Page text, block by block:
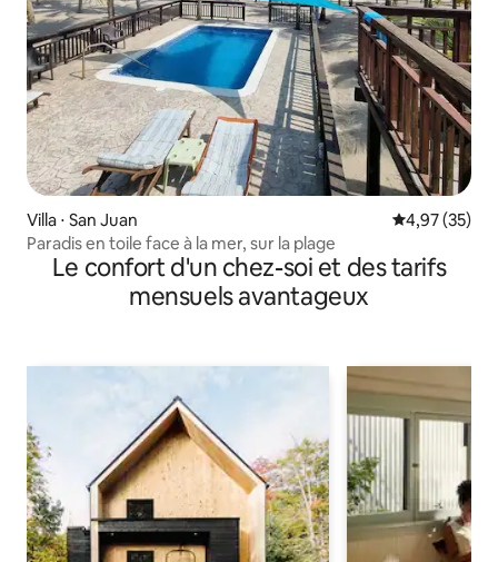
Villa ⋅ San Juan Évaluation
4,97 (35)
Paradis en toile face à la mer, sur la plage
Le confort d'un chez-soi et des tarifs
mensuels avantageux